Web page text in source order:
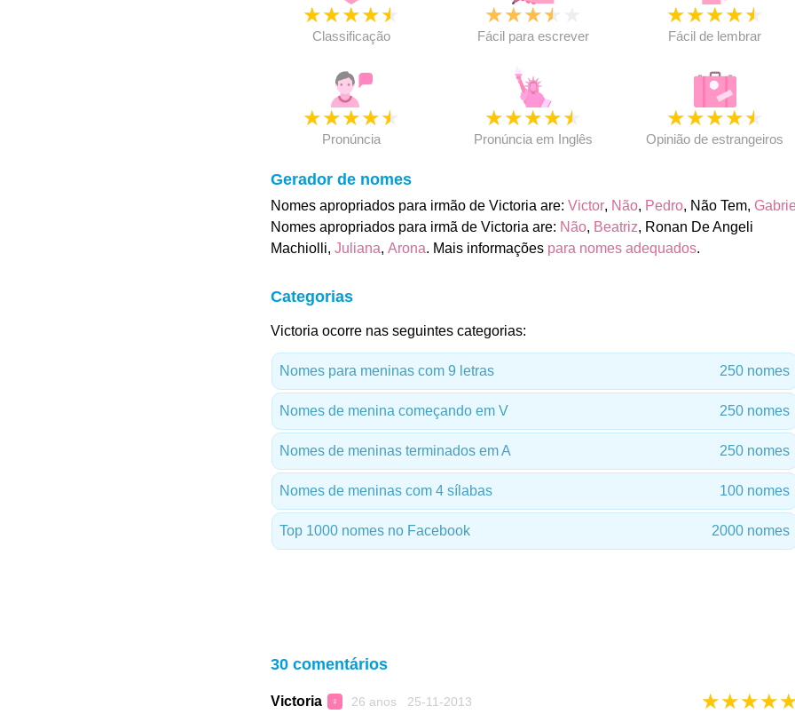
★★★★★
Classificação
★★★★
Fácil para escrever
★★★★★
Fácil de lembrar
★★★★★
Pronúncia
★★★★★
Pronúncia em Inglês
★★★★★
Opinião de estrangeiros
Gerador de nomes
Nomes apropriados para irmão de Victoria are: Victor, Não, Pedro, Não Tem,
Nomes apropriados para irmã de Victoria are: Não, Beatriz, Ronan De Angeli
Machiolli, Juliana, Arona. Mais informações para nomes adequados.
Categorias
Victoria ocorre nas seguintes categorias:
Nomes para meninas com 9 letras 250 nomes
Nomes de menina começando em V 250 nomes
Nomes de meninas terminados em A 250 nomes
Nomes de meninas com 4 sílabas 100 nomes
Top 1000 nomes no Facebook 2000 nomes
30 comentários
Victoria ♀ 26 anos 25-11-2013 ★★★★